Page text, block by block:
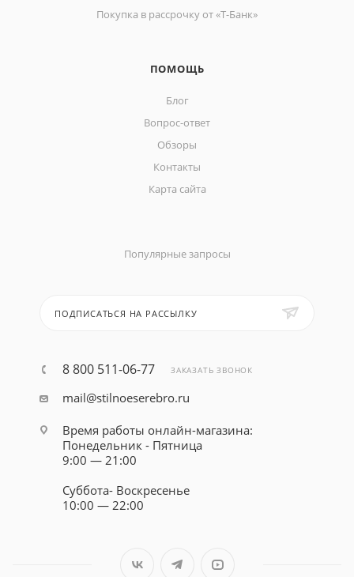
Покупка в рассрочку от «Т-Банк»
ПОМОЩЬ
Блог
Вопрос-ответ
Обзоры
Контакты
Карта сайта
Популярные запросы
ПОДПИСАТЬСЯ НА РАССЫЛКУ
8 800 511-06-77 ЗАКАЗАТЬ ЗВОНОК
mail@stilnoeserebro.ru
Время работы онлайн-магазина:
Понедельник - Пятница
9:00 — 21:00
Суббота- Воскресенье
10:00 — 22:00